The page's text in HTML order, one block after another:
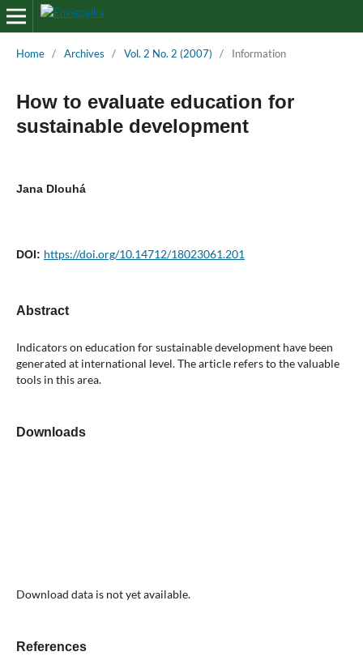
Home / Archives / Vol. 2 No. 2 (2007) / Information
How to evaluate education for
sustainable development
Jana Dlouhá
DOI: https://doi.org/10.14712/18023061.201
Abstract
Indicators on education for sustainable development have been
generated at international level. The article refers to the valuable
tools in this area.
Downloads
Download data is not yet available.
References